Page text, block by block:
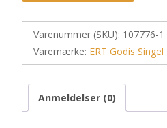
Varenummer (SKU): 107776-1
Varemærke: ERT Godis Singel
Anmeldelser (0)